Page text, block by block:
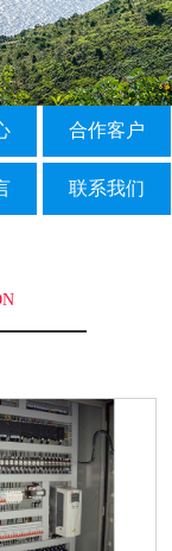
合作客户
联系我们